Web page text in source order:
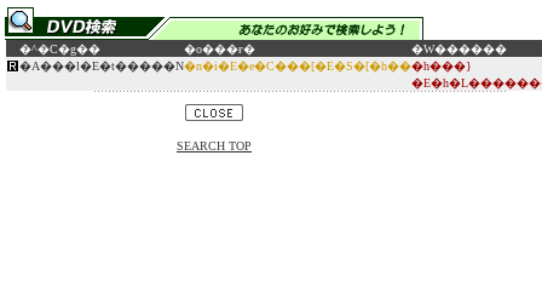
�^�C�g�� �o���ғ�
�W������
�A���l�E�t�����N�n�i�E�e�C���[�E�S�[�h���h���}
SEARCH TOP